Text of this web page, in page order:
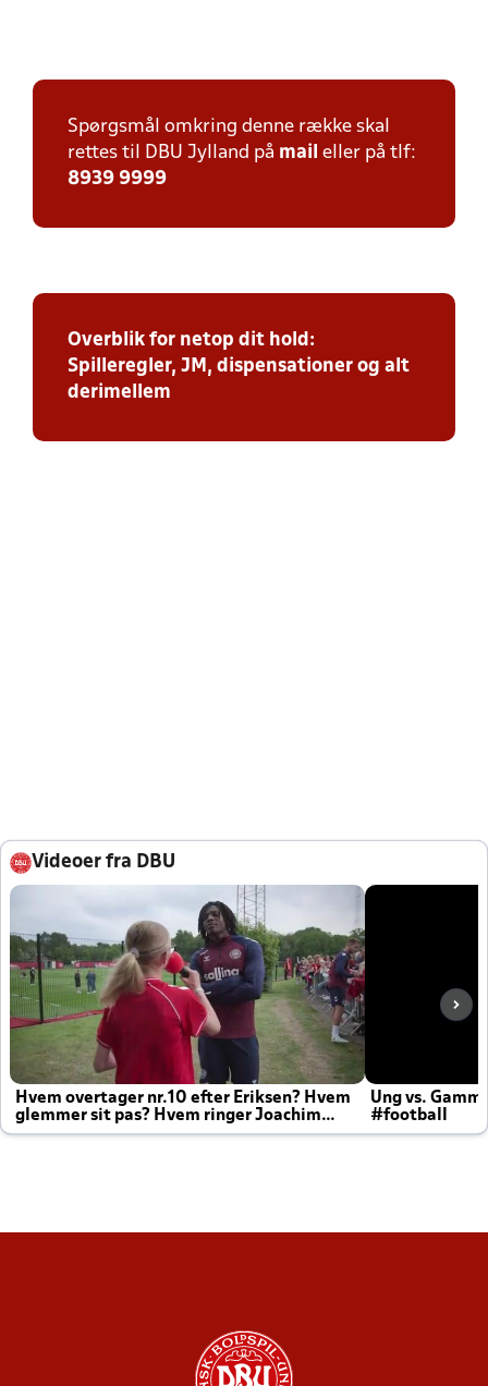
Spørgsmål omkring denne række skal
rettes til DBU Jylland på mail eller på tlf:
8939 9999
Overblik for netop dit hold:
Spilleregler, JM, dispensationer og alt
derimellem
Videoer fra DBU
Hvem overtager nr.10 efter Eriksen? Hvem
glemmer sit pas? Hvem ringer Joachim
altid til efter kampe?
Ung vs.
#football